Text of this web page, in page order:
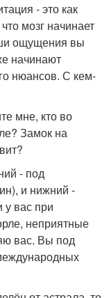
- это как
мозг начинает
ощущения вы
начинают
нюансов. С кем-
мне, кто во
Замок на
- под
и нижний -
вас при
неприятные
вас. Вы под